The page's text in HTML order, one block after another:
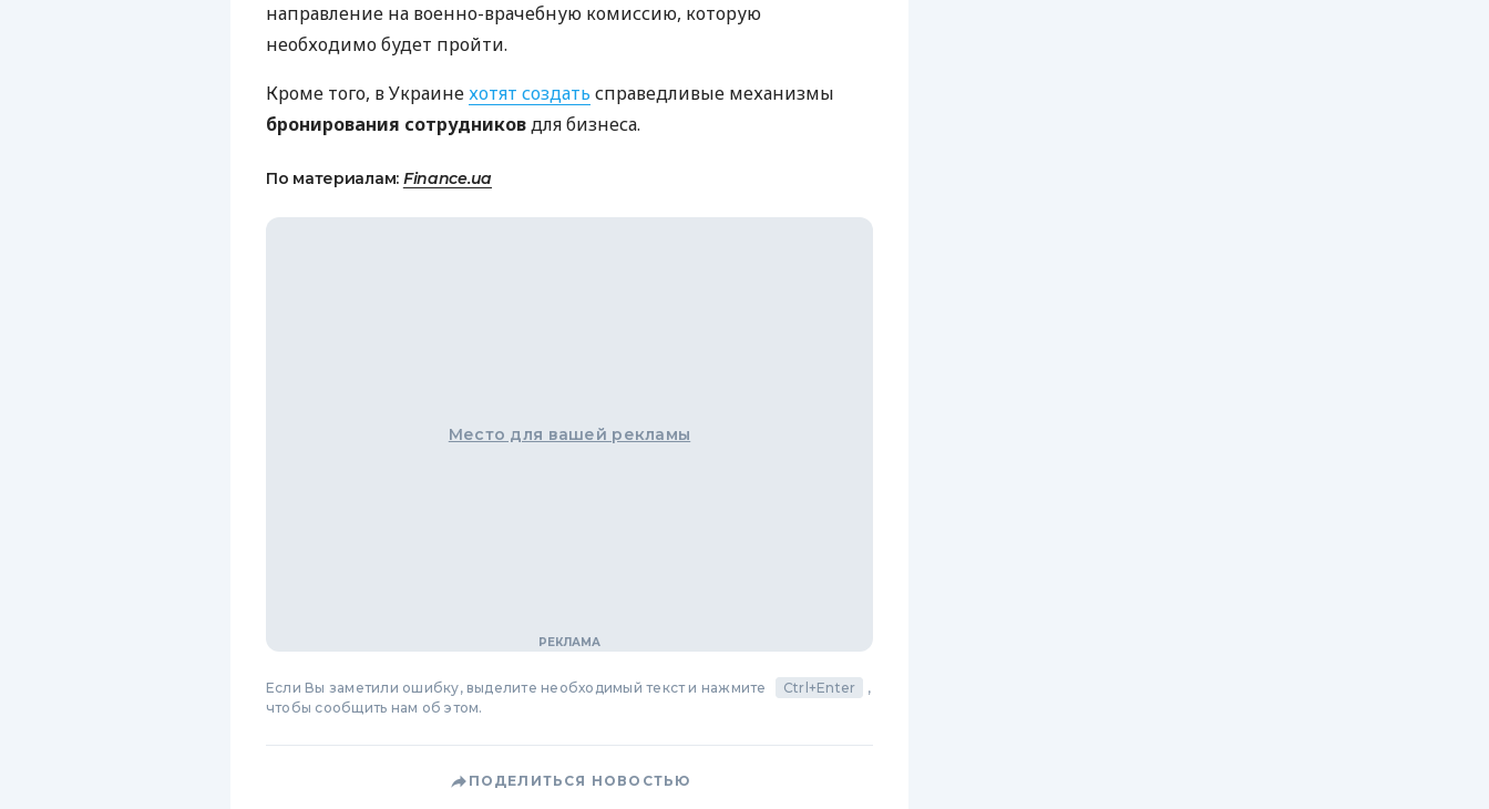
направление на военно-врачебную комиссию, которую
необходимо будет пройти.
Кроме того, в Украинехотят создать справедливые механизмы
бронирования сотрудниковдля бизнеса.
По материалам: Finance.ua
Место для вашей рекламы
Если Вы заметили ошибку, выделите необходимый текст и нажмите Ctrl+Enter
,
чтобы сообщить нам об этом.
ПОДЕЛИТЬСЯ НОВОСТЬЮ